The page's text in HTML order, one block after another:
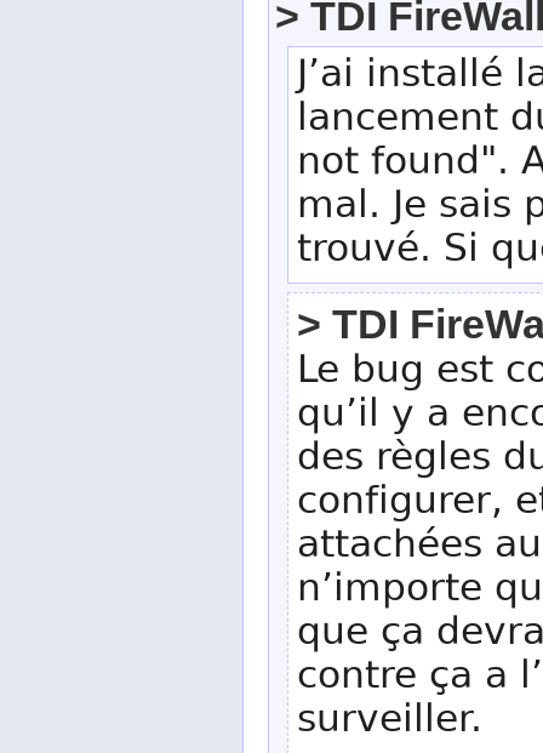
> TDI
J’ai installé
lancement
not found".
mal. Je sais
trouvé. Si
> TDI
Le bug est
qu’il y a
des règles
configurer,
attachées
n’importe
que ça
contre ça a
surveiller.